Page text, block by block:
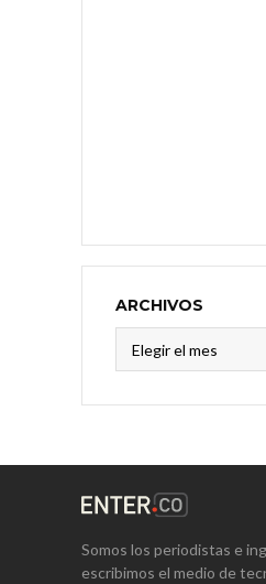
ARCHIVOS
Somos los periodistas e
escribimos el medio de